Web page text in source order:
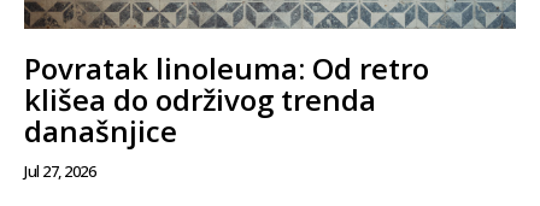
Povratak linoleuma: Od retro
klišea do održivog trenda
današnjice
Jul 27, 2026